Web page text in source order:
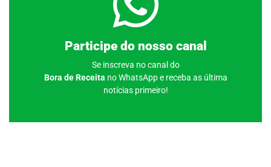
Participe do nosso canal
Se inscreva no canal do
Bora de Receita no WhatsApp e receba as última
notícias primeiro!
Clique aqui